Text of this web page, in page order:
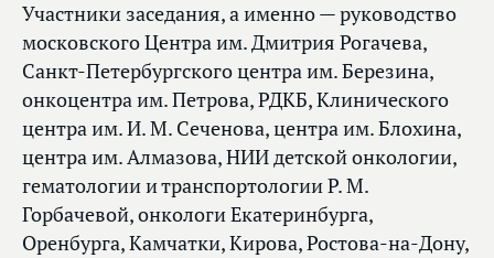
Участники заседания, а именно — руководство
московского Центра им. Дмитрия Рогачева,
Санкт-Петербургского центра им. Березина,
онкоцентра им. Петрова, РДКБ, Клинического
центра им. И. М. Сеченова, центра им. Блохина,
центра им. Алмазова, НИИ детской онкологии,
гематологии и транспортологии Р. М.
Горбачевой, онкологи Екатеринбурга,
Оренбурга, Камчатки, Кирова, Ростова-на-Дону,